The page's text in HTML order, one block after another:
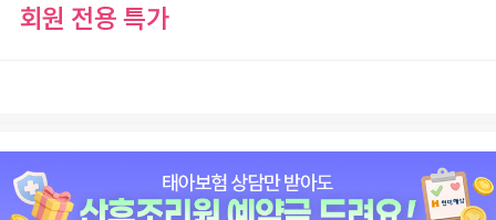
회원 전용 특가
총 상품 금액 0원
바
니
선
하
기